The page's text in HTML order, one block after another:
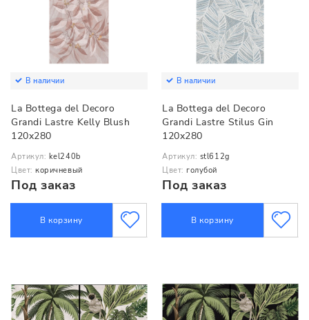
В наличии
La Bottega del Decoro
Grandi Lastre Kelly Blush
120x280
Артикул: kel240b
Цвет: коричневый
Под заказ
В корзину
В наличии
La Bottega del Decoro
Grandi Lastre Stilus Gin
120x280
Артикул: stl612g
Цвет: голубой
Под заказ
В корзину